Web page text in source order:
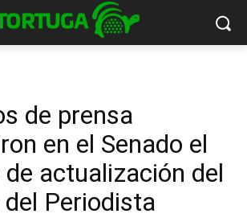
de prensa
en el Senado el
actualización del
Periodista